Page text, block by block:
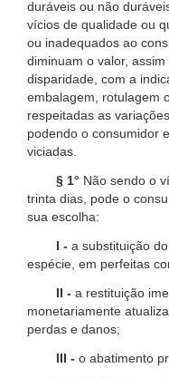
duráveis ou não
vícios de qualidade ou
ou inadequados ao
diminuam o valor,
disparidade, com a
embalagem, rotulagem
respeitadas as
podendo o consumidor
viciadas.
§ 1° Não sendo o
trinta dias, pode o
sua escolha:
I - a substituição
espécie, em perfeitas
II - a restituição
monetariamente
perdas e danos;
III - o abatimento